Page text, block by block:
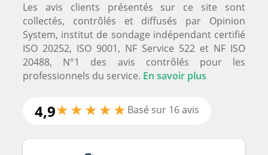
Les avis clients présentés sur ce site sont
collectés, contrôlés et diffusés par Opinion
System, institut de sondage indépendant certifié
ISO 20252, ISO 9001, NF Service 522 et NF ISO
20488, N°1 des avis contrôlés pour les
professionnels du service. En savoir plus
4,9★★★★★ Basé sur 16 avis